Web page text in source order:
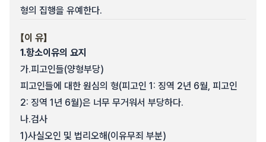
형의 집행을 유예한다.
【이 유】
1.항소이유의 요지
가.피고인들(양형부당)
피고인들에 대한 원심의 형(피고인 1: 징역 2년 6월, 피고인
2: 징역 1년 6월)은 너무 무거워서 부당하다.
나.검사
1)사실오인 및 법리오해(이유무죄 부분)